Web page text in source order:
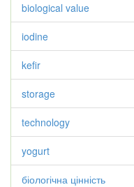
biological value
iodine
kefir
storage
technology
yogurt
біологічна цінність